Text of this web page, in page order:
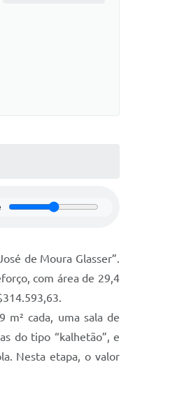
de Moura Glasser”.
com área de 29,4
m² cada, uma sala de
do tipo “kalhetão”, e
Nesta etapa, o valor